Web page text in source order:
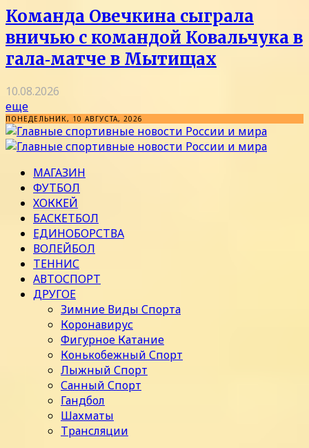
Команда Овечкина сыграла
вничью с командой Ковальчука в
гала‑матче в Мытищах
10.08.2026
еще
ПОНЕДЕЛЬНИК, 10 АВГУСТА, 2026
МАГАЗИН
ФУТБОЛ
ХОККЕЙ
БАСКЕТБОЛ
ЕДИНОБОРСТВА
ВОЛЕЙБОЛ
ТЕННИС
АВТОСПОРТ
ДРУГОЕ
Зимние Виды Спорта
Коронавирус
Фигурное Катание
Конькобежный Спорт
Лыжный Спорт
Санный Спорт
Гандбол
Шахматы
Трансляции